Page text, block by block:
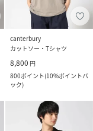
canterbury
カットソー・Tシャツ
8,800 円
800ポイント(10%ポイントバ
ック)